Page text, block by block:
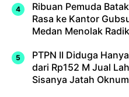
Ribuan Pemuda
Rasa ke Kantor
Medan Menolak
PTPN II Diduga
dari Rp152 M Jual
Sisanya Jatah